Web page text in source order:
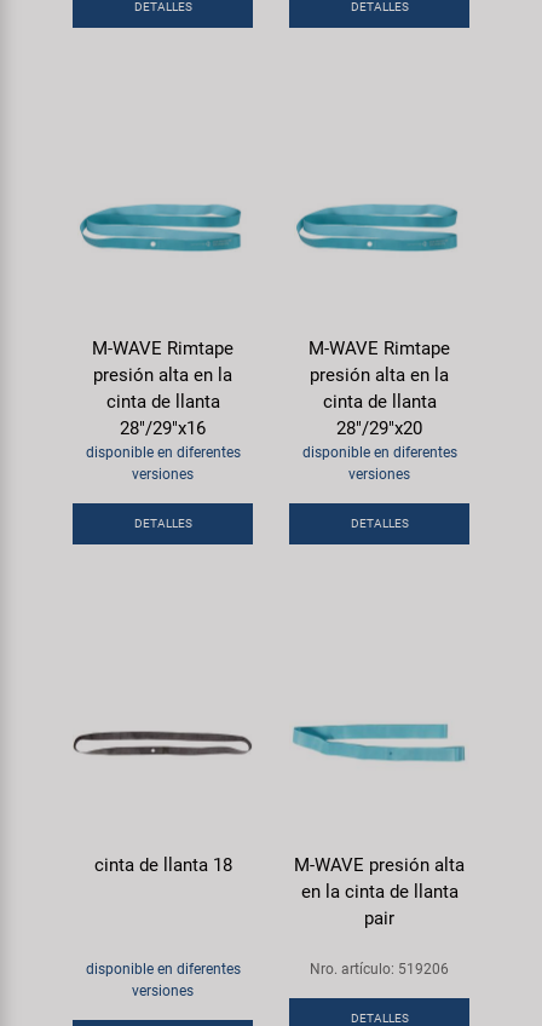
DETALLES DETALLES
M-WAVE Rimtape
presión alta en la
cinta de llanta
28"/29"x16
disponible en diferentes
versiones
DETALLES
M-WAVE Rimtape
presión alta en la
cinta de llanta
28"/29"x20
disponible en diferentes
versiones
DETALLES
cinta de llanta 18
disponible en diferentes
versiones
M-WAVE presión alta
en la cinta de llanta
pair
Nro. artículo: 519206
DETALLES